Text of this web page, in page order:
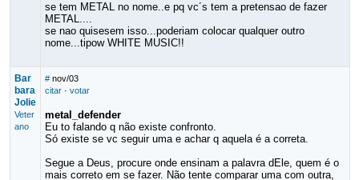
se tem METAL no nome..e pq vc´s tem a pretensao de fazer
METAL....
se nao quisesem isso...poderiam colocar qualquer outro
nome...tipow WHITE MUSIC!!
Bar
bara
Jolie
Veter
ano
# nov/03
citar· votar
metal_defender
Eu to falando q não existe confronto.
Só existe se vc seguir uma e achar q aquela é a correta.
Segue a Deus, procure onde ensinam a palavra dEle, quem é o
mais correto em se fazer. Não tente comparar uma com outra,